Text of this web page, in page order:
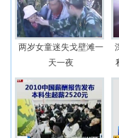
两岁女童迷失戈壁滩一
天一夜